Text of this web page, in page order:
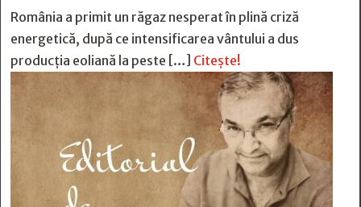
România a primit un răgaz nesperat în plină criză
energetică, după ce intensificarea vântului a dus
producția eoliană la peste […] Citește!